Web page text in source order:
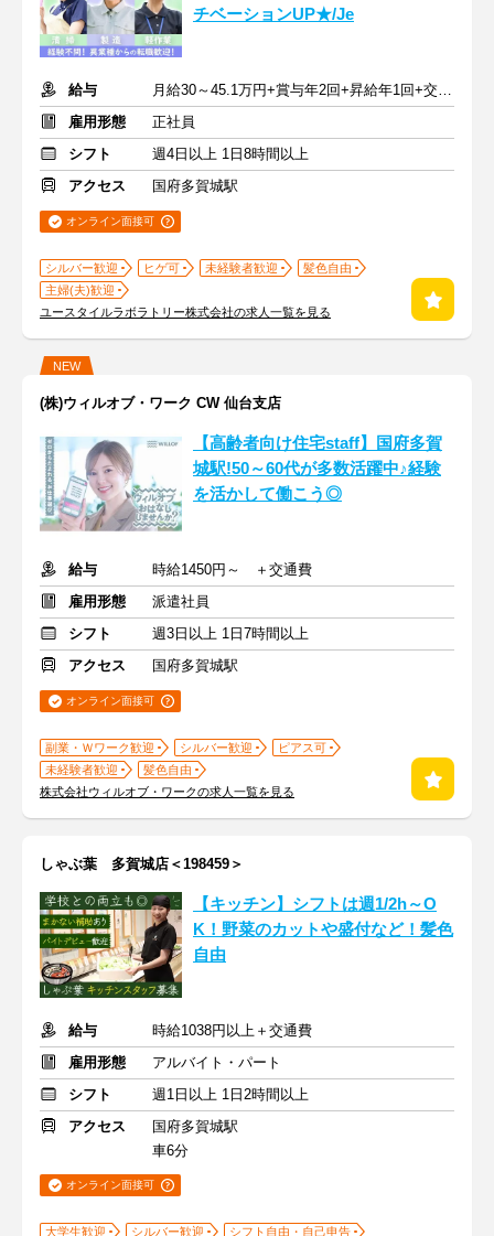
チベーションUP★/Je
給与
月給30～45.1万円+賞与年2回+昇給年1回+交通費全額
雇用形態
正社員
シフト
週4日以上 1日8時間以上
アクセス
国府多賀城駅
オンライン面接可
シルバー歓迎 ヒゲ可 未経験者歓迎
髪色自由
主婦(夫)歓迎
ユースタイルラボラトリー株式会社の求人一覧を見る
NEW
(株)ウィルオブ・ワーク CW 仙台支店
【高齢者向け住宅staff】国府多賀
城駅!50～60代が多数活躍中♪経験
を活かして働こう◎
給与
時給1450円～ ＋交通費
雇用形態
派遣社員
シフト
週3日以上 1日7時間以上
アクセス
国府多賀城駅
オンライン面接可
副業・Ｗワーク歓迎 シルバー歓迎
ピアス可
未経験者歓迎
髪色自由
株式会社ウィルオブ・ワークの求人一覧を見る
しゃぶ葉 多賀城店＜198459＞
【キッチン】シフトは週1/2h～O
K！野菜のカットや盛付など！髪色
自由
給与
時給1038円以上＋交通費
雇用形態
アルバイト・パート
シフト
週1日以上 1日2時間以上
アクセス
国府多賀城駅
車6分
オンライン面接可
大学生歓迎 シルバー歓迎 シフト自由・自己申告